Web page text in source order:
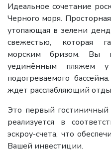
Идеальное сочетание
Черного моря.
утопающая в зелени
свежестью, которая
морским бризом. Вы
уединённым пляжем
подогреваемого
ждет расслабляющий
Это первый
реализуется в
эскроу-счета, что
Вашей инвестиции.